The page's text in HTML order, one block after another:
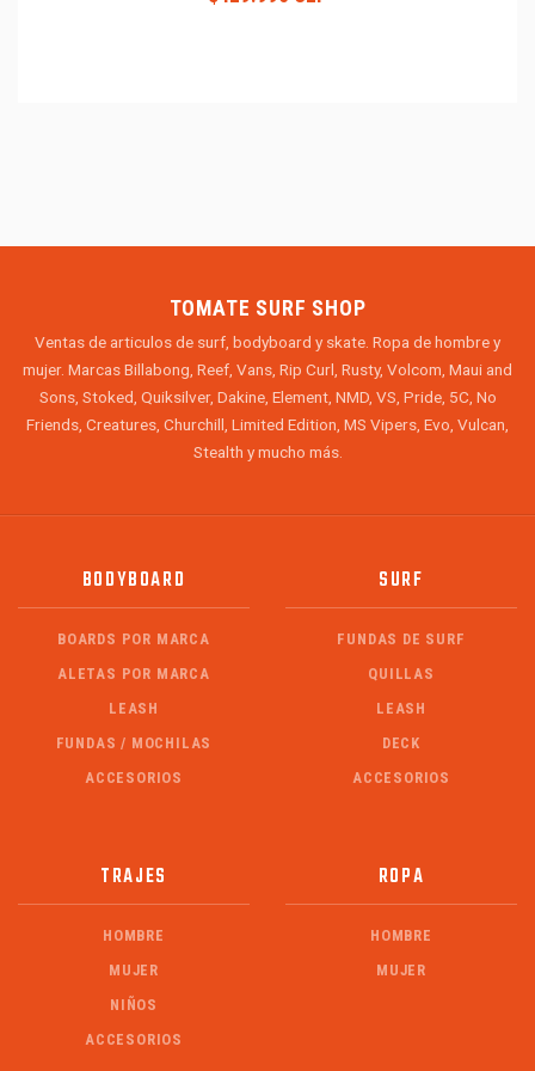
TOMATE SURF SHOP
Ventas de articulos de surf, bodyboard y skate. Ropa de hombre y
mujer. Marcas Billabong, Reef, Vans, Rip Curl, Rusty, Volcom, Maui and
Sons, Stoked, Quiksilver, Dakine, Element, NMD, VS, Pride, 5C, No
Friends, Creatures, Churchill, Limited Edition, MS Vipers, Evo, Vulcan,
Stealth y mucho más.
BODYBOARD
BOARDS POR MARCA
ALETAS POR MARCA
LEASH
FUNDAS / MOCHILAS
ACCESORIOS
SURF
FUNDAS DE SURF
QUILLAS
LEASH
DECK
ACCESORIOS
TRAJES
HOMBRE
MUJER
NIÑOS
ACCESORIOS
ROPA
HOMBRE
MUJER